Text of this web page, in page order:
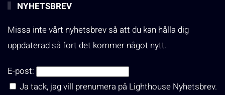
NYHETSBREV
Missa inte vårt nyhetsbrev så att du kan hålla dig
uppdaterad så fort det kommer något nytt.
E-post:
Ja tack, jag vill prenumera på Lighthouse Nyhetsbrev.